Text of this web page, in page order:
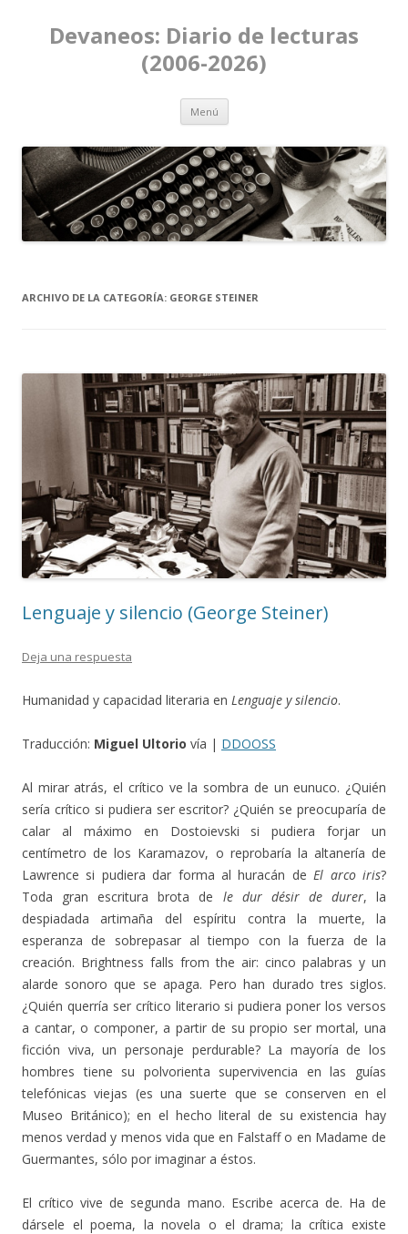
Devaneos: Diario de lecturas
(2006-2026)
Menú Ir al contenido
ARCHIVO DE LA CATEGORÍA: GEORGE STEINER
Lenguaje y silencio (George Steiner)
Deja una respuesta
Humanidad y capacidad literaria en Lenguaje y silencio.
Traducción: Miguel Ultorio vía | DDOOSS
Al mirar atrás, el crítico ve la sombra de un eunuco. ¿Quién
sería crítico si pudiera ser escritor? ¿Quién se preocuparía de
calar al máximo en Dostoievski si pudiera forjar un
centímetro de los Karamazov, o reprobaría la altanería de
Lawrence si pudiera dar forma al huracán deEl arco iris?
Toda gran escritura brota de le dur désir de durer, la
despiadada artimaña del espíritu contra la muerte, la
esperanza de sobrepasar al tiempo con la fuerza de la
creación. Brightness falls from the air: cinco palabras y un
alarde sonoro que se apaga. Pero han durado tres siglos.
¿Quién querría ser crítico literario si pudiera poner los versos
a cantar, o componer, a partir de su propio ser mortal, una
ficción viva, un personaje perdurable? La mayoría de los
hombres tiene su polvorienta supervivencia en las guías
telefónicas viejas (es una suerte que se conserven en el
Museo Británico); en el hecho literal de su existencia hay
menos verdad y menos vida que en Falstaff o en Madame de
Guermantes, sólo por imaginar a éstos.
El crítico vive de segunda mano. Escribe acerca de. Ha de
dársele el poema, la novela o el drama; la crítica existe